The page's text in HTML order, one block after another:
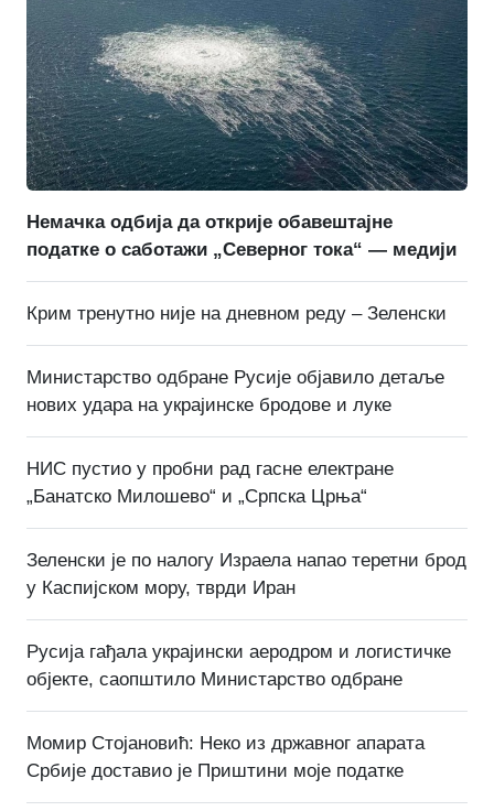
Немачка одбија да открије обавештајне
податке о саботажи „Северног тока“ — медији
Крим тренутно није на дневном реду – Зеленски
Министарство одбране Русије објавило детаље
нових удара на украјинске бродове и луке
НИС пустио у пробни рад гасне електране
„Банатско Милошево“ и „Српска Црња“
Зеленски је по налогу Израела напао теретни брод
у Каспијском мору, тврди Иран
Русија гађала украјински аеродром и логистичке
објекте, саопштило Министарство одбране
Момир Стојановић: Неко из државног апарата
Србије доставио је Приштини моје податке